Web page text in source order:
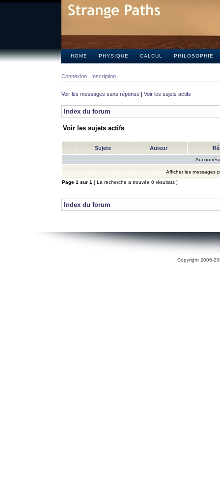
HOME PHYSIQUE CALCUL PHILOSOPHIE
Connexion Inscription
Voir les messages sans réponse | Voir les sujets actifs
Index du forum
Voir les sujets actifs
Sujets Auteur
Aucun
Afficher les messages
Page 1 sur 1 [ La recherche a trouvée 0 résultats ]
Index du forum
Copyright 2006-